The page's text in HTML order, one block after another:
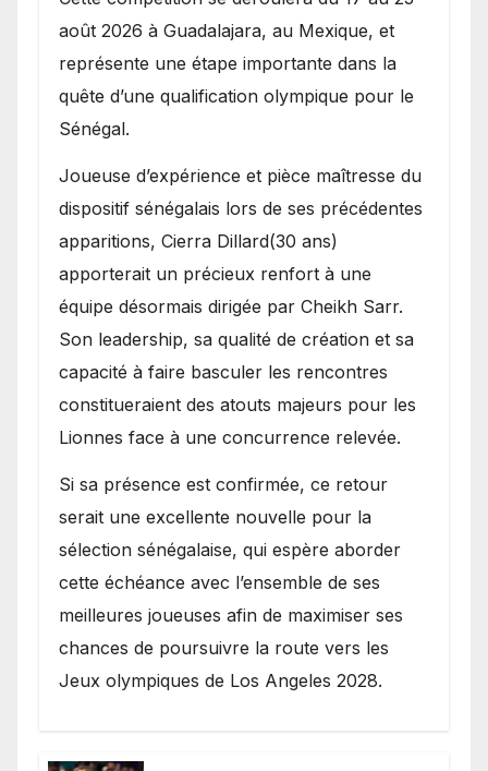
août 2026 à Guadalajara, au Mexique, et
représente une étape importante dans la
quête d’une qualification olympique pour le
Sénégal.
Joueuse d’expérience et pièce maîtresse du
dispositif sénégalais lors de ses précédentes
apparitions, Cierra Dillard(30 ans)
apporterait un précieux renfort à une
équipe désormais dirigée par Cheikh Sarr.
Son leadership, sa qualité de création et sa
capacité à faire basculer les rencontres
constitueraient des atouts majeurs pour les
Lionnes face à une concurrence relevée.
Si sa présence est confirmée, ce retour
serait une excellente nouvelle pour la
sélection sénégalaise, qui espère aborder
cette échéance avec l’ensemble de ses
meilleures joueuses afin de maximiser ses
chances de poursuivre la route vers les
Jeux olympiques de Los Angeles 2028.